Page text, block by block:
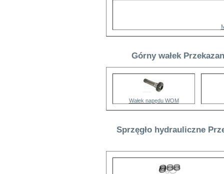
Górny wałek
Wałek napędu WOM
Sprzęgło hydrauliczne